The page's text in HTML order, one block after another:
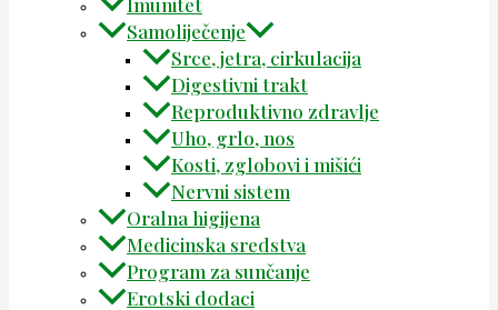
Samoliječenje
Srce, jetra, cirkulacija
Digestivni trakt
Reproduktivno zdravlje
Uho, grlo, nos
Kosti, zglobovi i mišići
Nervni sistem
Oralna higijena
Medicinska sredstva
Program za sunčanje
Erotski dodaci